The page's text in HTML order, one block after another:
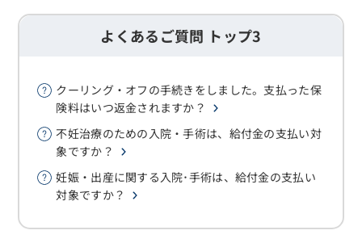
よくあるご質問 トップ3
クーリング・オフの手続きをしました。支払った保
険料はいつ返金されますか？
不妊治療のための入院・手術は、給付金の支払い対
象ですか？
妊娠・出産に関する入院･手術は、給付金の支払い
対象ですか？